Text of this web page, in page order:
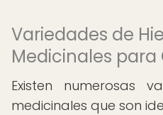
Variedades de
Medicinales para
Existen numerosas
medicinales que son